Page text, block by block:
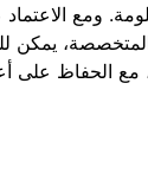
ومع
يمكن
مع الحفاظ على